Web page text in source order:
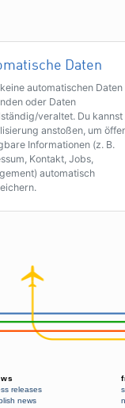
Daten
automatischen Daten
oder Daten
veraltet. Du kannst
anstoßen, um
Informationen (z. B.
Kontakt, Jobs,
automatisch
releases
news